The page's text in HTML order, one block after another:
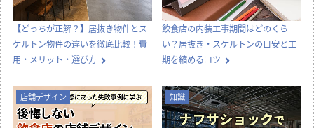
【どっちが正解？】居抜き物件とス
ケルトン物件の違いを徹底比較！費
用・メリット・選び方
飲食店の内装工事期間はどのくら
い？居抜き・スケルトンの目安と工
期を縮めるコツ
店舗デザイン 知識